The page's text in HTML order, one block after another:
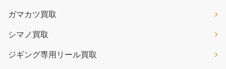
ガマカツ買取
シマノ買取
ジギング専用リール買取